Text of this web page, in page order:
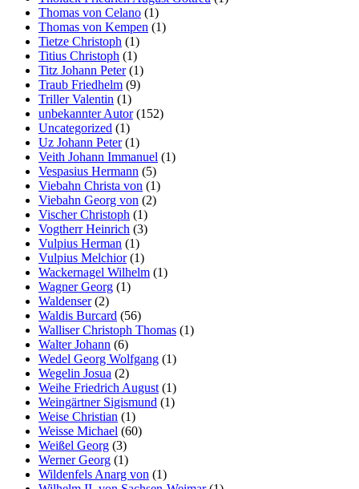
Thomas von Celano (1)
Thomas von Kempen (1)
Tietze Christoph (1)
Titius Christoph (1)
Titz Johann Peter(1)
Traub Friedhelm (9)
Triller Valentin (1)
unbekannter Autor(152)
Uncategorized (1)
Uz Johann Peter(1)
Veith Johann Immanuel (1)
Vespasius Hermann (5)
Viebahn Christa von (1)
Viebahn Georg von (2)
Vischer Christoph (1)
Vogtherr Heinrich (3)
Vulpius Herman (1)
Vulpius Melchior(1)
Wackernagel Wilhelm (1)
Wagner Georg (1)
Waldenser(2)
Waldis Burcard (56)
Walliser Christoph Thomas (1)
Walter Johann (6)
Wedel Georg Wolfgang (1)
Wegelin Josua (2)
Weihe Friedrich August (1)
Weingärtner Sigismund (1)
Weise Christian (1)
Weisse Michael (60)
Weißel Georg (3)
Werner Georg (1)
Wildenfels Anarg von (1)